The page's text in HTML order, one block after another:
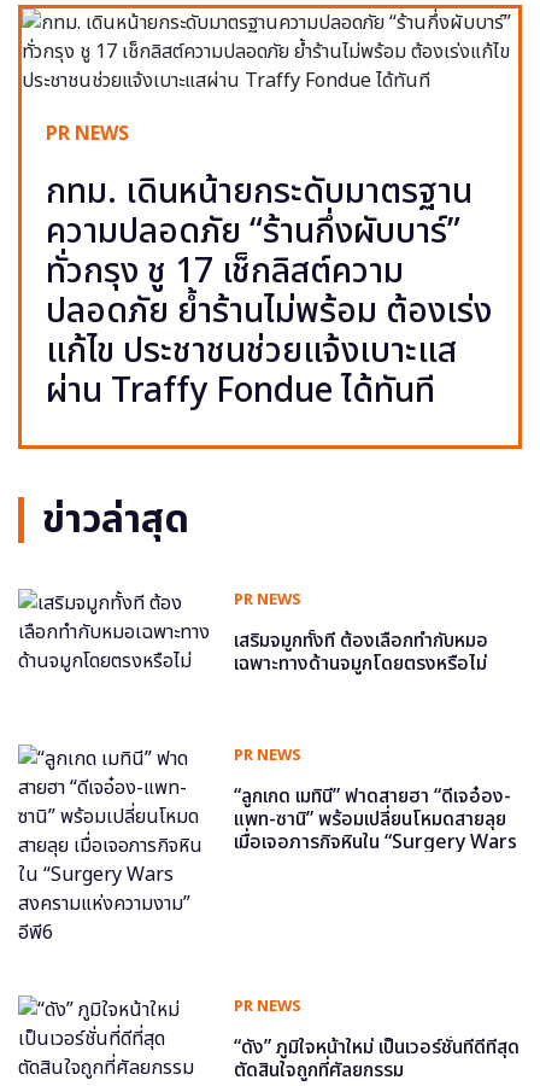
PR NEWS
กทม. เดินหน้ายกระดับมาตรฐาน
ความปลอดภัย “ร้านกึ่งผับบาร์”
ทั่วกรุง ชู 17 เช็กลิสต์ความ
ปลอดภัย ย้ำร้านไม่พร้อม ต้องเร่ง
แก้ไข ประชาชนช่วยแจ้งเบาะแส
ผ่าน Traffy Fondue ได้ทันที
ข่าวล่าสุด
PR NEWS
เสริมจมูกทั้งที ต้องเลือกทำกับหมอ
เฉพาะทางด้านจมูกโดยตรงหรือไม่
PR NEWS
“ลูกเกด เมทินี” ฟาดสายฮา “ดีเจอ๋อง-
แพท-ซานิ” พร้อมเปลี่ยนโหมดสายลุย
เมื่อเจอภารกิจหินใน “Surgery Wars
PR NEWS
“ดัง” ภูมิใจหน้าใหม่ เป็นเวอร์ชั่นที่ดีที่สุด
ตัดสินใจถูกที่ศัลยกรรม